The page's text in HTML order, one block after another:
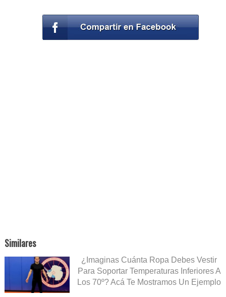
Similares
¿Imaginas Cuánta Ropa Debes Vestir
Para Soportar Temperaturas Inferiores A
Los 70º? Acá Te Mostramos Un Ejemplo